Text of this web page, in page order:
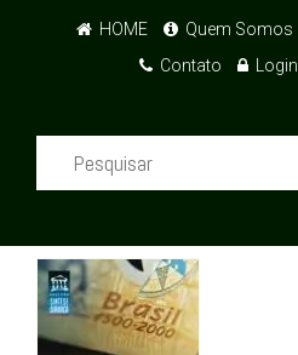
HOME Quem Somos
Contato
Login